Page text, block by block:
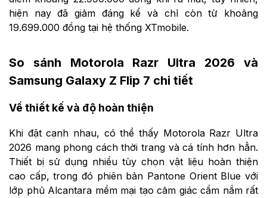
hiện nay đã giảm đáng kể và chỉ còn từ khoảng
19.699.000 đồng tại hệ thống XTmobile.
So sánh Motorola Razr Ultra 2026 và
Samsung Galaxy Z Flip 7 chi tiết
Về thiết kế và độ hoàn thiện
Khi đặt cạnh nhau, có thể thấy Motorola Razr Ultra
2026 mang phong cách thời trang và cá tính hơn hẳn.
Thiết bị sử dụng nhiều tùy chọn vật liệu hoàn thiện
cao cấp, trong đó phiên bản Pantone Orient Blue với
lớp phủ Alcantara mềm mại tạo cảm giác cầm nắm rất